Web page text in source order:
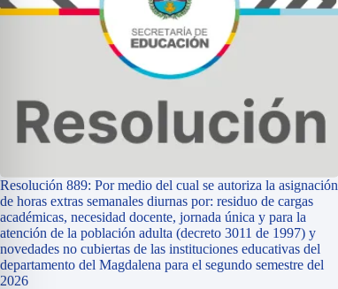
Resolución 889: Por medio del cual se autoriza la asignación
de horas extras semanales diurnas por: residuo de cargas
académicas, necesidad docente, jornada única y para la
atención de la población adulta (decreto 3011 de 1997) y
novedades no cubiertas de las instituciones educativas del
departamento del Magdalena para el segundo semestre del
2026